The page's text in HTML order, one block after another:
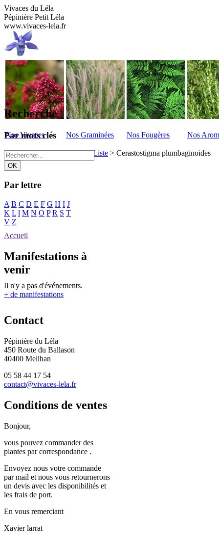
Vivaces du Léla
Pépinière Petit Léla
www.vivaces-lela.fr
Nos Vivaces Nos Graminées Nos Fougères Nos
Vivaces du Lela>Vivaces - Liste > Cerastostigma plumbaginoides
Recherche
Par mots clés
Par lettre
A B C D E F G H I J
K L l M N O P R S T
V Z
Accueil
Manifestations à
venir
Il n'y a pas d'événements.
+ de manifestations
Contact
Pépinière du Léla
450 Route du Ballason
40400 Meilhan
05 58 44 17 54
contact@vivaces-lela.fr
Conditions de ventes
Bonjour,
vous pouvez commander des
plantes par correspondance .
Envoyez nous votre commande
par mail et nous vous retournerons
un devis avec les disponibilités et
les frais de port.
En vous remerciant
Xavier larrat